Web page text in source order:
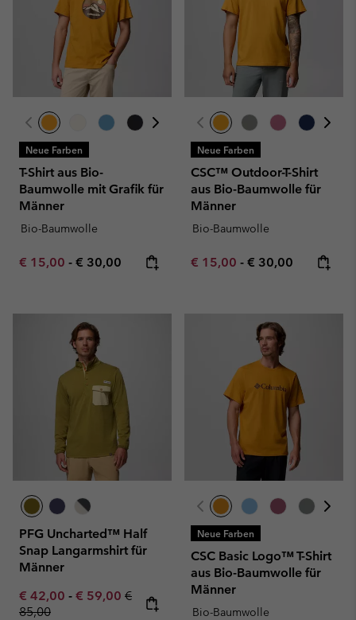
Neue Farben
T-Shirt aus Bio-
Baumwolle mit Grafik für
Männer
Bio-Baumwolle
Minimum sale price:
€ 15,00 - Maximum price:
€ 30,00
Neue Farben
CSC™ Outdoor-T-Shirt
aus Bio-Baumwolle für
Männer
Bio-Baumwolle
Minimum sale price:
€ 15,00 - Maximum price:
€ 30,00
PFG Uncharted™ Half
Snap Langarmshirt für
Männer
Minimum sale price:
€ 42,00 - Maximum sale price:
€ 59,00 Regular price:
€
85,00
Neue Farben
CSC Basic Logo™ T-Shirt
aus Bio-Baumwolle für
Männer
Bio-Baumwolle